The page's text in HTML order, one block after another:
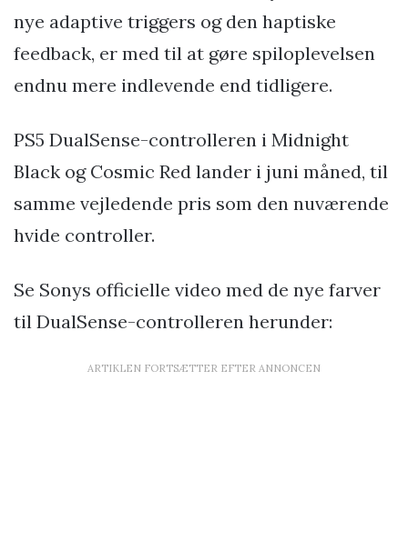
nye adaptive triggers og den haptiske
feedback, er med til at gøre spiloplevelsen
endnu mere indlevende end tidligere.
PS5 DualSense-controlleren i Midnight
Black og Cosmic Red lander i juni måned, til
samme vejledende pris som den nuværende
hvide controller.
Se Sonys officielle video med de nye farver
til DualSense-controlleren herunder:
ARTIKLEN FORTSÆTTER EFTER ANNONCEN